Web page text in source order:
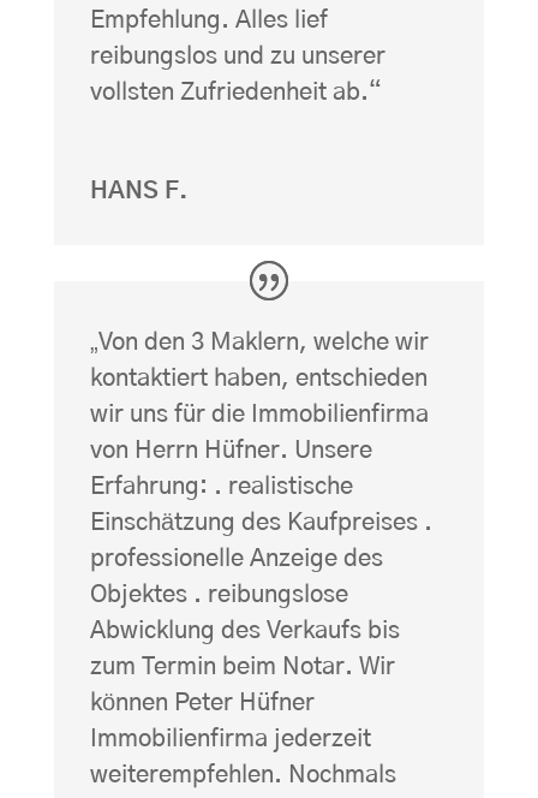
Empfehlung. Alles lief
reibungslos und zu unserer
vollsten Zufriedenheit ab.“
HANS F.
„Von den 3 Maklern, welche wir
kontaktiert haben, entschieden
wir uns für die Immobilienfirma
von Herrn Hüfner. Unsere
Erfahrung: . realistische
Einschätzung des Kaufpreises .
professionelle Anzeige des
Objektes . reibungslose
Abwicklung des Verkaufs bis
zum Termin beim Notar. Wir
können Peter Hüfner
Immobilienfirma jederzeit
weiterempfehlen. Nochmals